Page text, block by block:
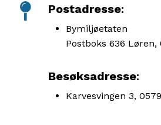
Postadresse:
Bymiljøetaten
Postboks 636 Løren,
Besøksadresse:
Karvesvingen 3,